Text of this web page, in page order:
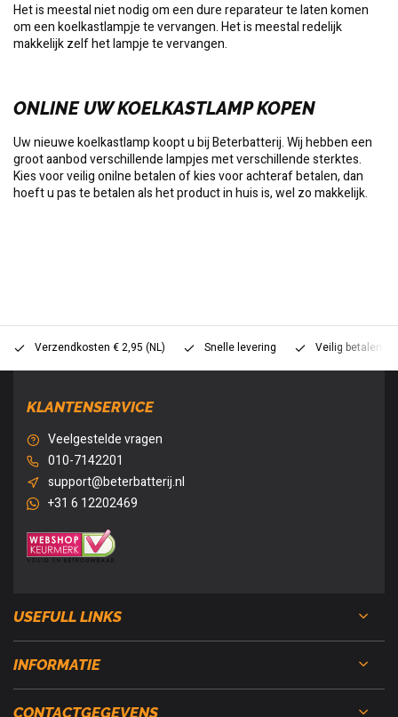
Het is meestal niet nodig om een dure reparateur te laten komen
om een koelkastlampje te vervangen. Het is meestal redelijk
makkelijk zelf het lampje te vervangen.
ONLINE UW KOELKASTLAMP KOPEN
Uw nieuwe koelkastlamp koopt u bij Beterbatterij. Wij hebben een
groot aanbod verschillende lampjes met verschillende sterktes.
Kies voor veilig onilne betalen of kies voor achteraf betalen, dan
hoeft u pas te betalen als het product in huis is, wel zo makkelijk.
Verzendkosten € 2,95 (NL) Snelle levering Veilig betalen
KLANTENSERVICE
Veelgestelde vragen
010-7142201
support@beterbatterij.nl
+31 6 12202469
USEFULL LINKS
INFORMATIE
CONTACTGEGEVENS